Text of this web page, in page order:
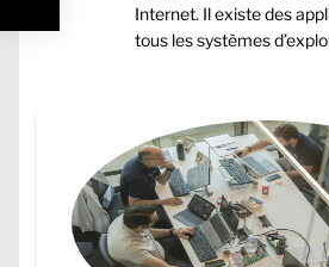
Internet. Il existe des
tous les systèmes